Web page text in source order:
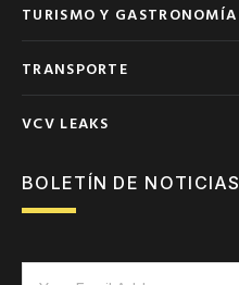
TURISMO Y GASTRONOMÍA
TRANSPORTE
VCV LEAKS
BOLETÍN DE NOTICIAS